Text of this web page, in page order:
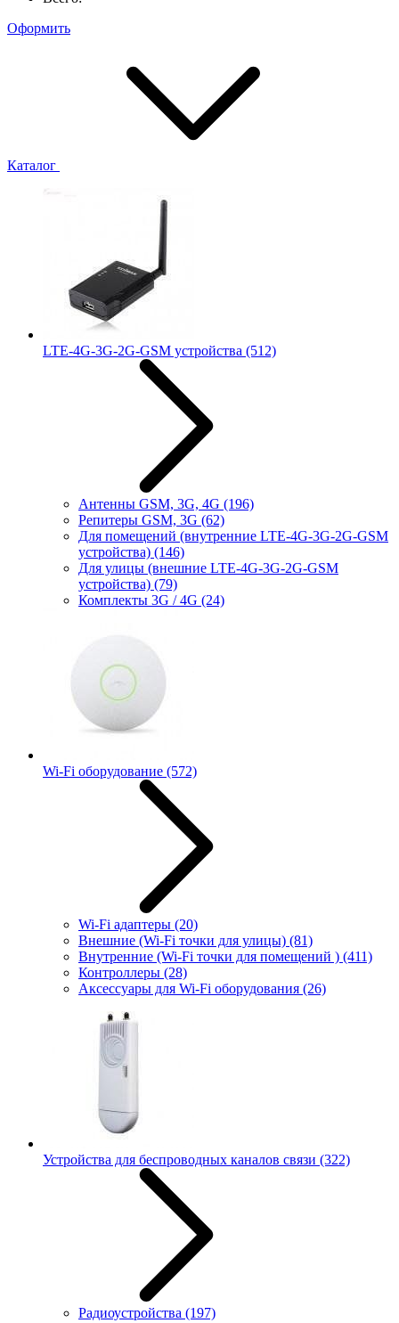
Оформить
Каталог
LTE-4G-3G-2G-GSM устройства (512)
Антенны GSM, 3G, 4G (196)
Репитеры GSM, 3G (62)
Для помещений (внутренние LTE-4G-3G-2G-GSM
устройства) (146)
Для улицы (внешние LTE-4G-3G-2G-GSM
устройства) (79)
Комплекты 3G / 4G (24)
Wi-Fi оборудование (572)
Wi-Fi адаптеры (20)
Внешние (Wi-Fi точки для улицы) (81)
Внутренние (Wi-Fi точки для помещений ) (411)
Контроллеры (28)
Аксессуары для Wi-Fi оборудования (26)
Устройства для беспроводных каналов связи (322)
Радиоустройства (197)